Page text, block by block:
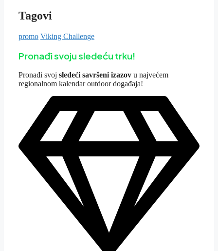
Tagovi
promo Viking Challenge
Pronađi svoju sledeću trku!
Pronađi svoj sledeći savršeni izazov u najvećem
regionalnom kalendar outdoor događaja!